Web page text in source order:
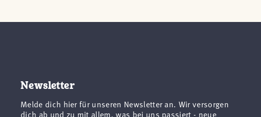
Newsletter
Melde dich hier für unseren Newsletter an. Wir versorgen
dich ab und zu mit allem, was bei uns passiert - neue